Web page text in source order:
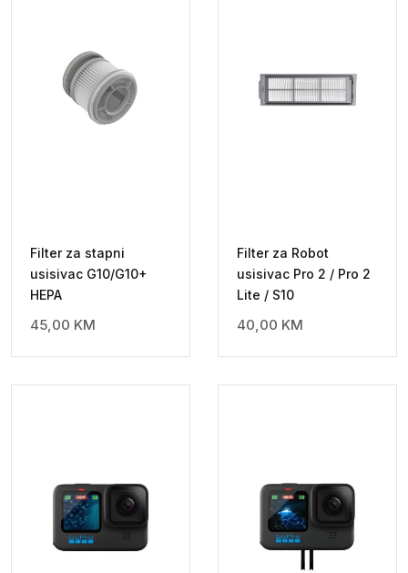
Filter za stapni
usisivac G10/G10+
HEPA
45,00 KM
Filter za Robot
usisivac Pro 2 / Pro 2
Lite / S10
40,00 KM